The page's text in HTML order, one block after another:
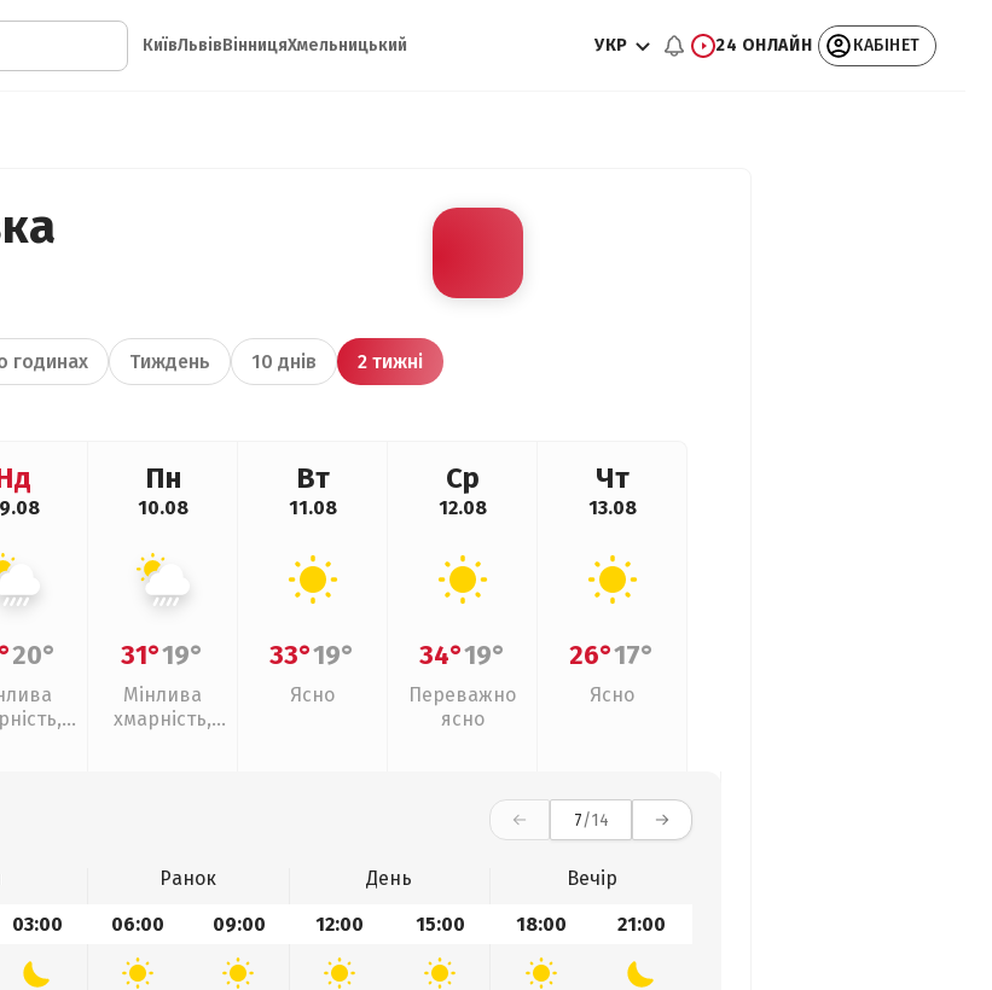
КиївЛьвівВінницяХмельницький УКР 24 ОНЛАЙН КАБІНЕТ
годинах Тиждень 10 днів 2 тижні
20°
Пн
10.08
31°19°
Мінлива
хмарність,
Вт
11.08
33°19°
Ясно
Ср
12.08
34°19°
Переважно
ясно
Чт
13.08
26°17°
Ясно
7/14
Ранок День
Вечір
03:00 06:00 09:00 12:00 15:00 18:00 21:00